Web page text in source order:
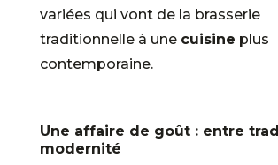
variées qui vont de la brasserie
traditionnelle à une cuisine plus
contemporaine.
Une affaire de goût : entre
modernité